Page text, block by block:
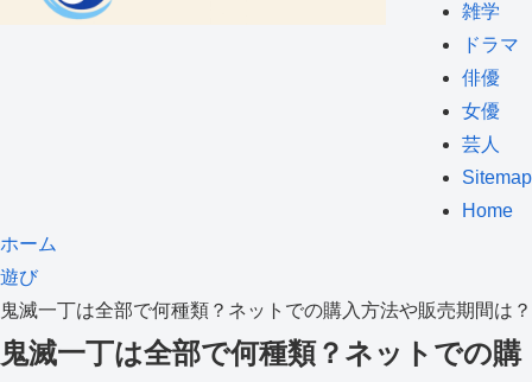
雑学
ドラマ
俳優
女優
芸人
Sitemap
Home
ホーム
遊び
鬼滅一丁は全部で何種類？ネットでの購入方法や販売期間は？
鬼滅一丁は全部で何種類？ネットでの購